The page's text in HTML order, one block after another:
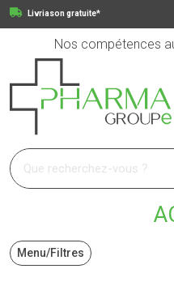
Livriason gratuite*
Nos compétences
Pharmagroupe Votre
Menu/Filtres